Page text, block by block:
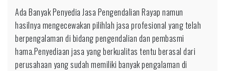
Ada Banyak Penyedia Jasa Pengendalian Rayap namun
hasilnya mengecewakan pilihlah jasa profesional yang telah
berpengalaman di bidang pengendalian dan pembasmi
hama.Penyediaan jasa yang berkualitas tentu berasal dari
perusahaan yang sudah memiliki banyak pengalaman di